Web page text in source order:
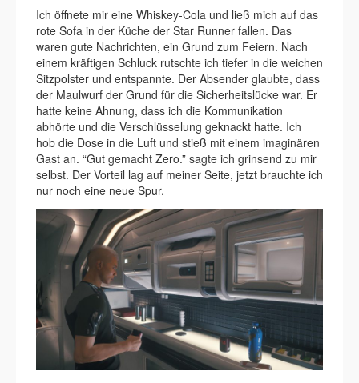
Ich öffnete mir eine Whiskey-Cola und ließ mich auf das
rote Sofa in der Küche der Star Runner fallen. Das
waren gute Nachrichten, ein Grund zum Feiern. Nach
einem kräftigen Schluck rutschte ich tiefer in die weichen
Sitzpolster und entspannte. Der Absender glaubte, dass
der Maulwurf der Grund für die Sicherheitslücke war. Er
hatte keine Ahnung, dass ich die Kommunikation
abhörte und die Verschlüsselung geknackt hatte. Ich
hob die Dose in die Luft und stieß mit einem imaginären
Gast an. “Gut gemacht Zero.” sagte ich grinsend zu mir
selbst. Der Vorteil lag auf meiner Seite, jetzt brauchte ich
nur noch eine neue Spur.